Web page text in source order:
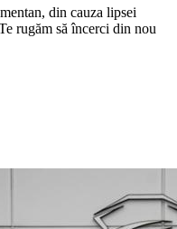
din cauza lipsei
rugăm să încerci din nou